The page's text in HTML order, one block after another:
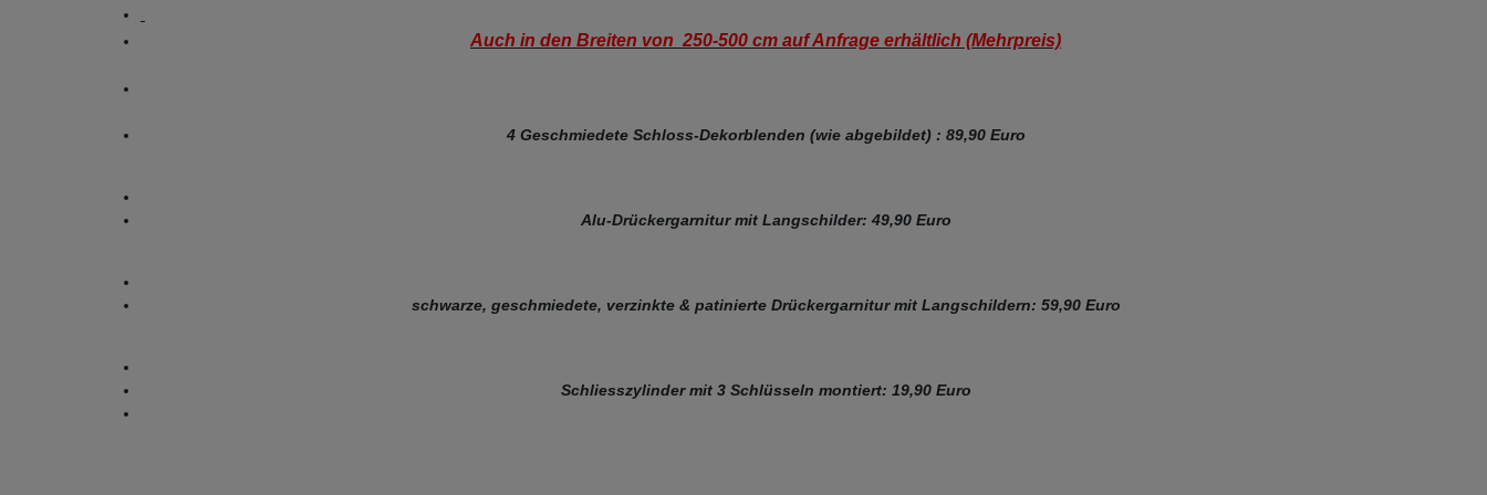
Auch in den Breiten von 250-500 cm auf Anfrage erhältlich (Mehrpreis)
4 Geschmiedete Schloss-Dekorblenden (wie abgebildet) : 89,90 Euro
Alu-Drückergarnitur mit Langschilder: 49,90 Euro
schwarze, geschmiedete, verzinkte & patinierte Drückergarnitur mit Langschildern: 59,90 Euro
Schliesszylinder mit 3 Schlüsseln montiert: 19,90 Euro